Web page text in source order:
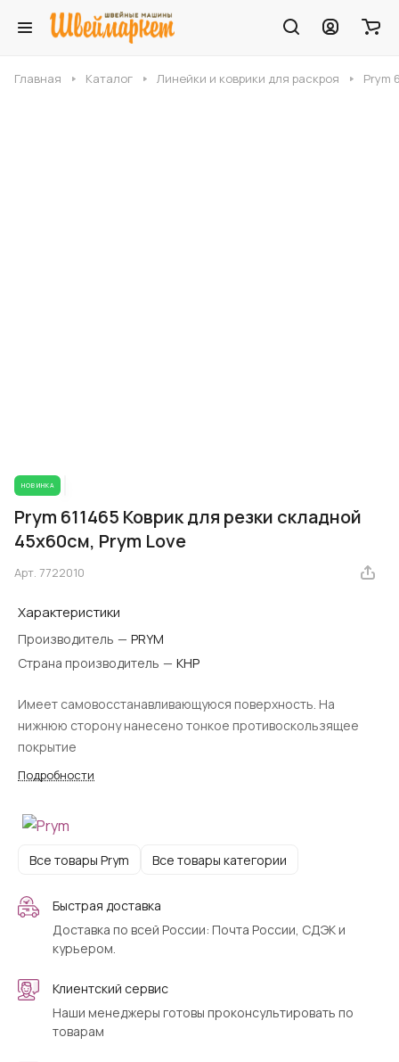
Главная Каталог Линейки и коврики для раскроя Prym
НОВИНКА
Prym 611465 Коврик для резки складной
45x60см, Prym Love
Арт. 7722010
Характеристики
Производитель — PRYM
Страна производитель — КНР
Имеет самовосстанавливающуюся поверхность. На
нижнюю сторону нанесено тонкое противоскользящее
покрытие
Подробности
Все товары Prym Все товары категории
Быстрая доставка
Доставка по всей России: Почта России, СДЭК и
курьером.
Клиентский сервис
Наши менеджеры готовы проконсультировать по
товарам